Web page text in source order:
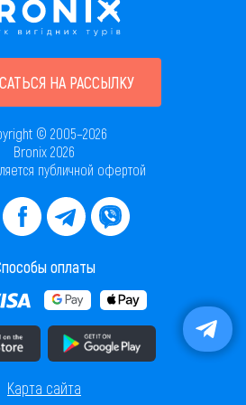
НА РАССЫЛКУ
© 2005–2026
Bronix 2026
публичной офертой
оплаты
приложение в AppStore Скачать приложение в PlayMarket
Карта сайта